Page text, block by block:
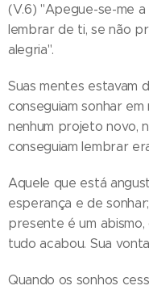
(V.6) "Apegue-se-me a
lembrar de ti, se não
alegria".
Suas mentes estavam
conseguiam sonhar em
nenhum projeto novo,
conseguiam lembrar
Aquele que está
esperança e de
presente é um
tudo acabou. Sua
Quando os sonhos